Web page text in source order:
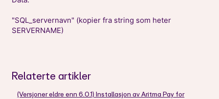
"SQL_servernavn" (kopier fra string som heter
SERVERNAME)
Relaterte artikler
(Versjoner eldre enn 6.0.1) Installasjon av Aritma Pay for